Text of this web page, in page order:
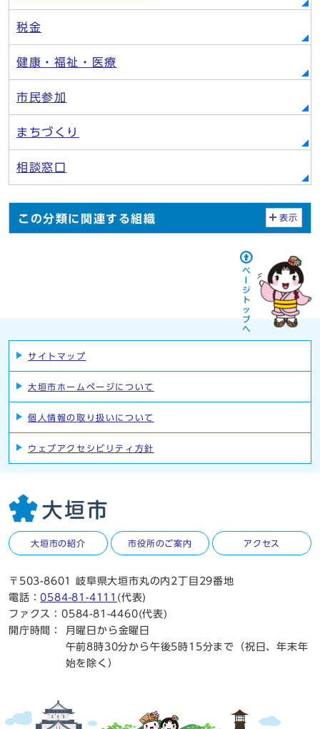
税金
健康・福祉・医療
市民参加
まちづくり
相談窓口
この分類に関連する組織 表示
サイトマップ
大垣市ホームページについて
個人情報の取り扱いについて
ウェブアクセシビリティ方針
大垣市の紹介 市役所のご案内 アクセス
〒503-8601 岐阜県大垣市丸の内2丁目29番地
電話：0584-81-4111 (代表)
ファクス：0584-81-4460(代表)
開庁時間：
月曜日から金曜日
午前8時30分から午後5時15分まで（祝日、年末年
始を除く）